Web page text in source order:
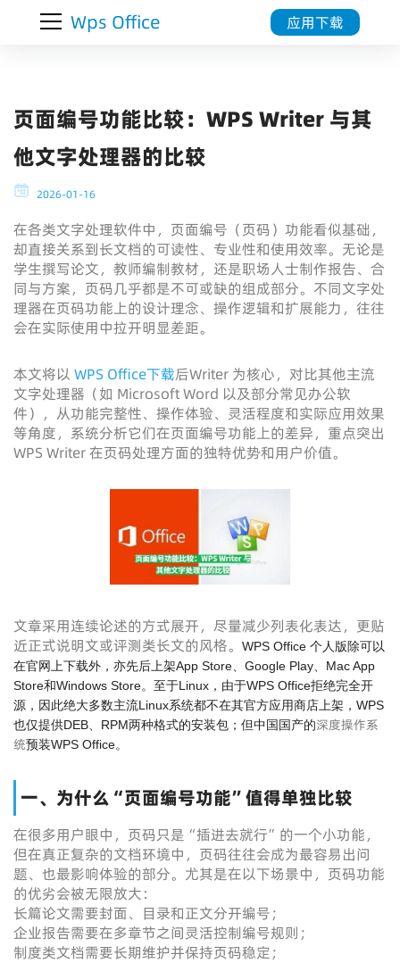
Wps Office 应用下载
页面编号功能比较：WPS Writer 与其
他文字处理器的比较
2026-01-16
在各类文字处理软件中，页面编号（页码）功能看似基础，
却直接关系到长文档的可读性、专业性和使用效率。无论是
学生撰写论文，教师编制教材，还是职场人士制作报告、合
同与方案，页码几乎都是不可或缺的组成部分。不同文字处
理器在页码功能上的设计理念、操作逻辑和扩展能力，往往
会在实际使用中拉开明显差距。
本文将以 WPS Office下载后Writer 为核心，对比其他主流
文字处理器（如 Microsoft Word 以及部分常见办公软
件），从功能完整性、操作体验、灵活程度和实际应用效果
等角度，系统分析它们在页面编号功能上的差异，重点突出
WPS Writer 在页码处理方面的独特优势和用户价值。
文章采用连续论述的方式展开，尽量减少列表化表达，更贴
近正式说明文或评测类长文的风格。
WPS Office 个人版除可以
在官网上下载外，亦先后上架App Store、Google Play、Mac App
Store和Windows Store。至于Linux，由于WPS Office拒绝完全开
源，因此绝大多数主流Linux系统都不在其官方应用商店上架，WPS
也仅提供DEB、RPM两种格式的安装包；但中国国产的深度操作系
统预装WPS Office。
一、为什么“页面编号功能”值得单独比较
在很多用户眼中，页码只是“插进去就行”的一个小功能，
但在真正复杂的文档环境中，页码往往会成为最容易出问
题、也最影响体验的部分。尤其是在以下场景中，页码功能
的优劣会被无限放大：
长篇论文需要封面、目录和正文分开编号；
企业报告需要在多章节之间灵活控制编号规则；
制度类文档需要长期维护并保持页码稳定；